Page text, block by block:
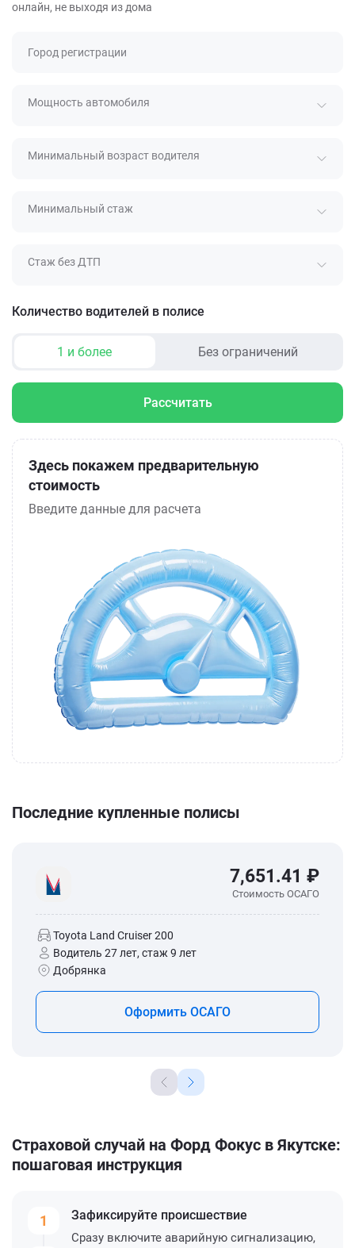
онлайн, не выходя из дома
Город регистрации
Мощность автомобиля
Минимальный возраст водителя
Минимальный стаж
Стаж без ДТП
Количество водителей в полисе
1 и более Без ограничений
Рассчитать
Здесь покажем предварительную
стоимость
Введите данные для расчета
Последние купленные полисы
7,651.41 ₽
Стоимость ОСАГО
Toyota Land Cruiser 200
Водитель 27 лет, стаж 9 лет
Добрянка
Оформить ОСАГО
Страховой случай на Форд Фокус в Якутске:
пошаговая инструкция
1 Зафиксируйте происшествие
Сразу включите аварийную сигнализацию,